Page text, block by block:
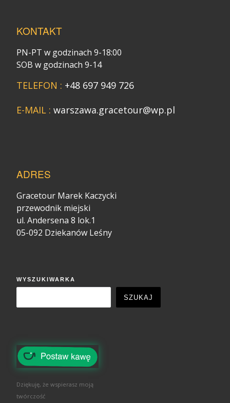
KONTAKT
PN-PT w godzinach 9-18:00
SOB w godzinach 9-14
TELEFON : +48 697 949 726
E-MAIL : warszawa.gracetour@wp.pl
ADRES
Gracetour Marek Kaczycki
przewodnik miejski
ul. Andersena 8 lok.1
05-092 Dziekanów Leśny
WYSZUKIWARKA
SZUKAJ
Dziękuję, że wspierasz moją
twórczość